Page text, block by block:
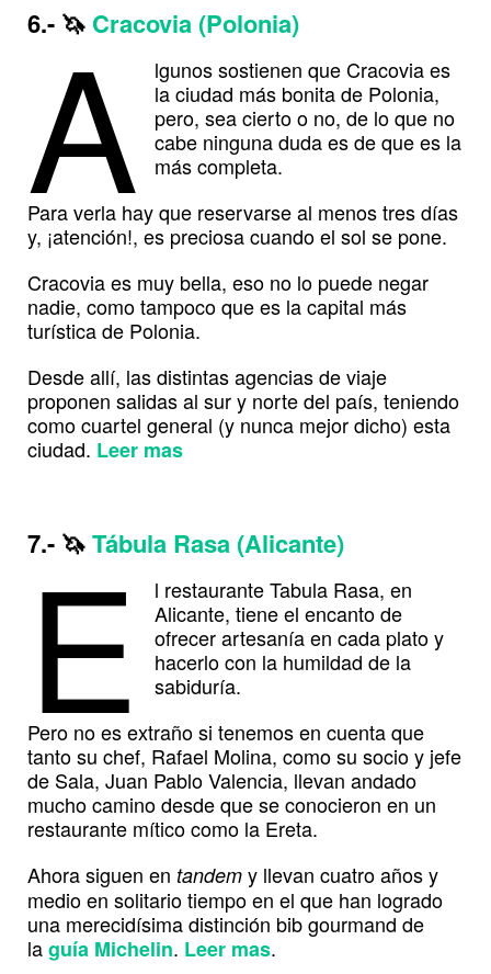
6.- 🦄 Cracovia (Polonia)
A
lgunos sostienen que Cracovia es
la ciudad más bonita de Polonia,
pero, sea cierto o no, de lo que no
cabe ninguna duda es de que es la
más completa.
Para verla hay que reservarse al menos tres días
y, ¡atención!, es preciosa cuando el sol se pone.
Cracovia es muy bella, eso no lo puede negar
nadie, como tampoco que es la capital más
turística de Polonia.
Desde allí, las distintas agencias de viaje
proponen salidas al sur y norte del país, teniendo
como cuartel general (y nunca mejor dicho) esta
ciudad. Leer mas
7.- 🦄Tábula Rasa (Alicante)
E
l restaurante Tabula Rasa, en
Alicante, tiene el encanto de
ofrecer artesanía en cada plato y
hacerlo con la humildad de la
sabiduría.
Pero no es extraño si tenemos en cuenta que
tanto su chef, Rafael Molina, como su socio y jefe
de Sala, Juan Pablo Valencia, llevan andado
mucho camino desde que se conocieron en un
restaurante mítico como la Ereta.
Ahora siguen en tandem y llevan cuatro años y
medio en solitario tiempo en el que han logrado
una merecidísima distinción bib gourmand de
laguía Michelin. Leer mas.